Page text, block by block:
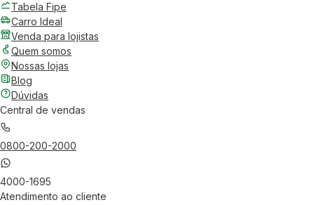
Tabela Fipe
Carro Ideal
Venda para lojistas
Quem somos
Nossas lojas
Blog
Dúvidas
Central de vendas
0800-200-2000
4000-1695
Atendimento ao cliente